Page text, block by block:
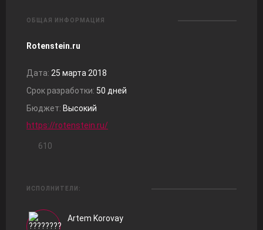
ОБЩАЯ ИНФОРМАЦИЯ
Rotenstein.ru
Дата: 25 марта 2018
Срок разработки: 50 дней
Бюджет: Высокий
https://rotenstein.ru/
610
ИСПОЛНИТЕЛИ:
Artem Korovay